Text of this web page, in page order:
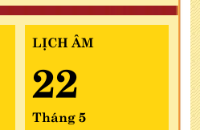
LỊCH ÂM
22
Tháng 5